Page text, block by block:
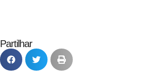
Partilhar